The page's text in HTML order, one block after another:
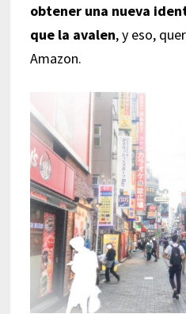
obtener una nueva
que la avalen, y eso,
Amazon.